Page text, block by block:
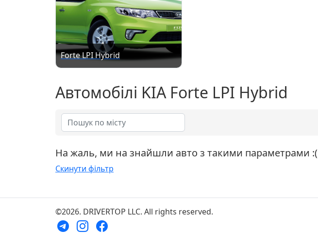
Forte LPI Hybrid
Автомобілі KIA Forte LPI Hybrid
На жаль, ми на знайшли авто з такими параметрами :(
Скинути фільтр
©2026. DRIVERTOP LLC. All rights reserved.